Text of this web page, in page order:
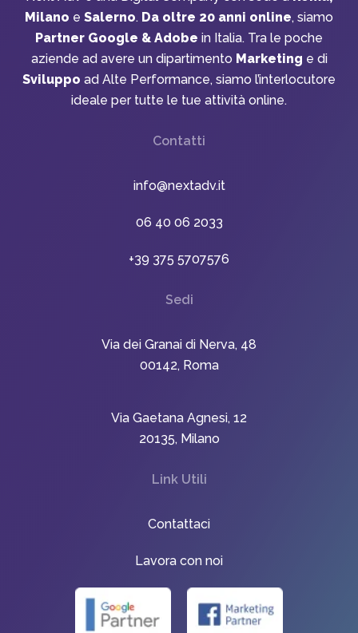
Milano e Salerno. Da oltre 20 anni online, siamo
Partner Google & Adobe in Italia. Tra le poche
aziende ad avere un dipartimento Marketing e di
Sviluppo ad Alte Performance, siamo l’interlocutore
ideale per tutte le tue attività online.
Contatti
info@nextadv.it
06 40 06 2033
+39 375 5707576
Sedi
Via dei Granai di Nerva, 48
00142, Roma
Via Gaetana Agnesi, 12
20135, Milano
Link Utili
Contattaci
Lavora con noi